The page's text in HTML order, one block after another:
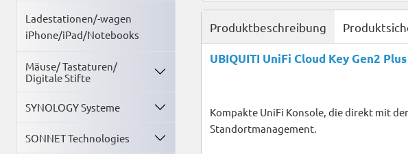
Ladestationen/-wagen
iPhone/iPad/Notebooks
Mäuse/ Tastaturen/
Digitale Stifte
SYNOLOGY Systeme
SONNET Technologies
Produktbeschreibung
UBIQUITI UniFi Cloud Key Gen2 Plus
Kompakte UniFi Konsole, die direkt mit
Standortmanagement.